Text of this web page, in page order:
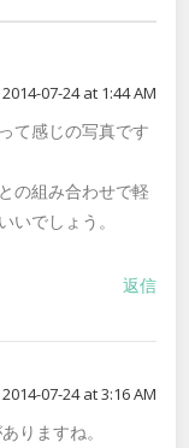
2014-07-24 at 1:44 AM
て感じの写真です
の組み合わせで軽
いでしょう。
返信
2014-07-24 at 3:16 AM
りますね。